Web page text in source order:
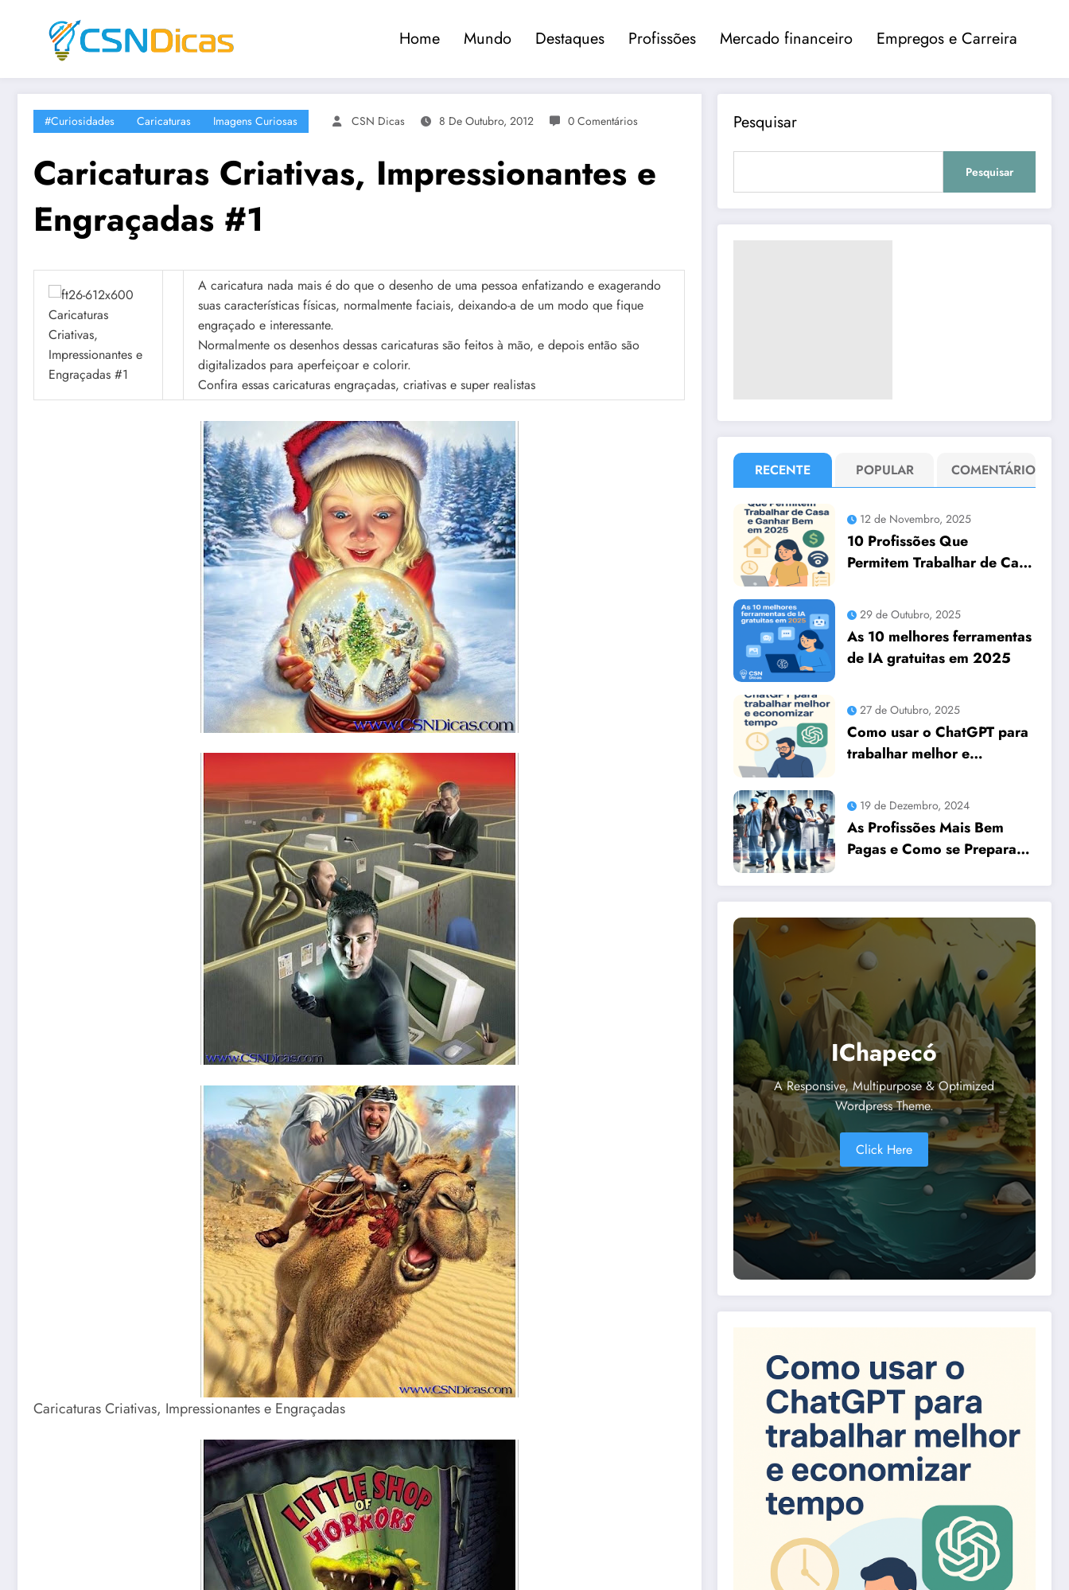
Home Mundo Destaques Profissões Mercado financeiro Empregos e Carreira
#Curiosidades Caricaturas Imagens Curiosas CSN Dicas 8 De Outubro, 2012 0 Comentários
Caricaturas Criativas, Impressionantes e
Engraçadas #1
A caricatura nada mais é do que o desenho de uma pessoa enfatizando e exagerando
suas características físicas, normalmente faciais, deixando-a de um modo que fique
engraçado e interessante.
Normalmente os desenhos dessas caricaturas são feitos à mão, e depois então são
digitalizados para aperfeiçoar e colorir.
Confira essas caricaturas engraçadas, criativas e super realistas
Caricaturas Criativas, Impressionantes e Engraçadas
Pesquisar
Pesquisar
RECENTE POPULAR COMENTÁRIO
12 de Novembro, 2025
10 Profissões Que
Permitem Trabalhar de Casa
29 de Outubro, 2025
As 10 melhores ferramentas
de IA gratuitas em 2025
27 de Outubro, 2025
Como usar o ChatGPT para
trabalhar melhor e
19 de Dezembro, 2024
As Profissões Mais Bem
Pagas e Como se Preparar
Essenciais
IChapecó
A Responsive, Multipurpose & Optimized
Wordpress Theme.
Click Here